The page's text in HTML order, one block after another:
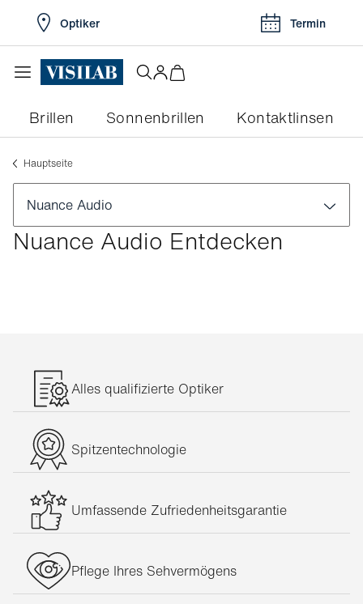
Optiker Termin
Brillen Sonnenbrillen Kontaktlinsen
Hauptseite
Nuance Audio
Entdecken Sie Nuance Audio
Nuance Audio Entdecken
Alles qualifizierte Optiker
Spitzentechnologie
Umfassende Zufriedenheitsgarantie
Pflege Ihres Sehvermögens